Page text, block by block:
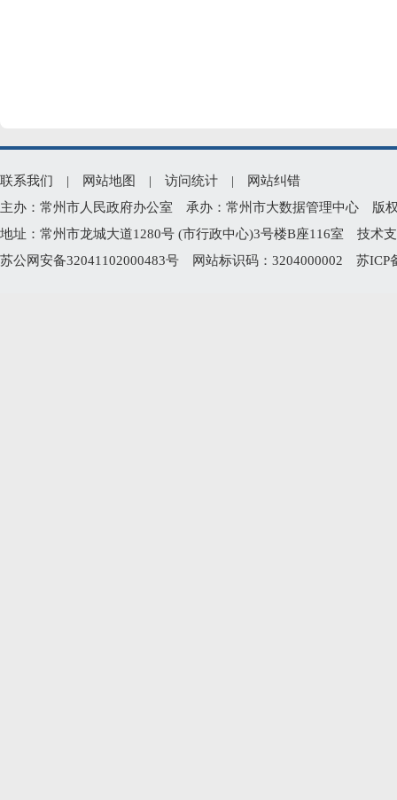
联系我们 | 网站地图 | 访问统计 |
网站纠错
主办：常州市人民政府办公室 承办：常州市大数据管理中心 版
地址：常州市龙城大道1280号 (市行政中心)3号楼B座116室 技术
苏公网安备32041102000483号 网站标识码：3204000002 苏ICP